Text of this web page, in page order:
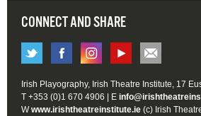
CONNECT AND SHARE
Irish Playography, Irish Theatre Institute, 17
T +353 (0)1 670 4906 | E
Wwww.irishtheatreinstitute.ie (c) Irish